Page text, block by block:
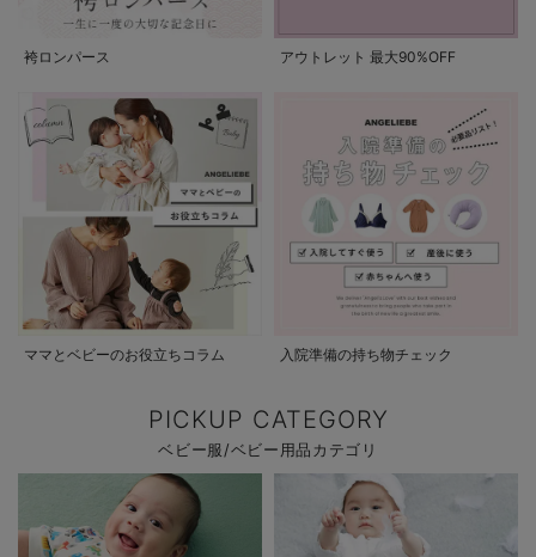
袴ロンパース アウトレット 最大90%OFF
ママとベビーのお役立ちコラム 入院準備の持ち物チェック
PICKUP CATEGORY
ベビー服/ベビー用品カテゴリ